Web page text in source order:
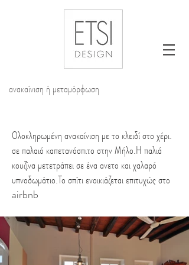
ανακαίνιση ή μεταμόρφωση
Ολοκληρωμένη ανακαίνιση με το κλειδί στο χέρι.
σε παλαιό καπετανόσπιτο στην Μήλο.Η παλιά
κουζίνα μετετράπει σε ένα ανετο και χαλαρό
υπνοδωμάτιο.Το σπίτι ενοικιάζεται επιτυχώς στο
airbnb